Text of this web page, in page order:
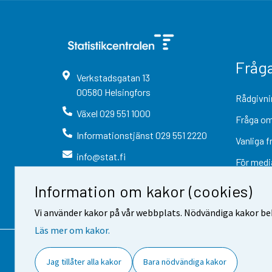
Information om kakor (cookies)
Vi använder kakor på vår webbplats. Nödvändiga kakor
Läs mer om kakor.
Jag tillåter alla kakor Bara nödvändiga kakor
Verkstadsgatan 13
00580 Helsingfors
Växel 029 551 1000
Informationstjänst 029 551 2220
info@stat.fi
Fråga
Vanliga
För
Kontaktinformation Respons